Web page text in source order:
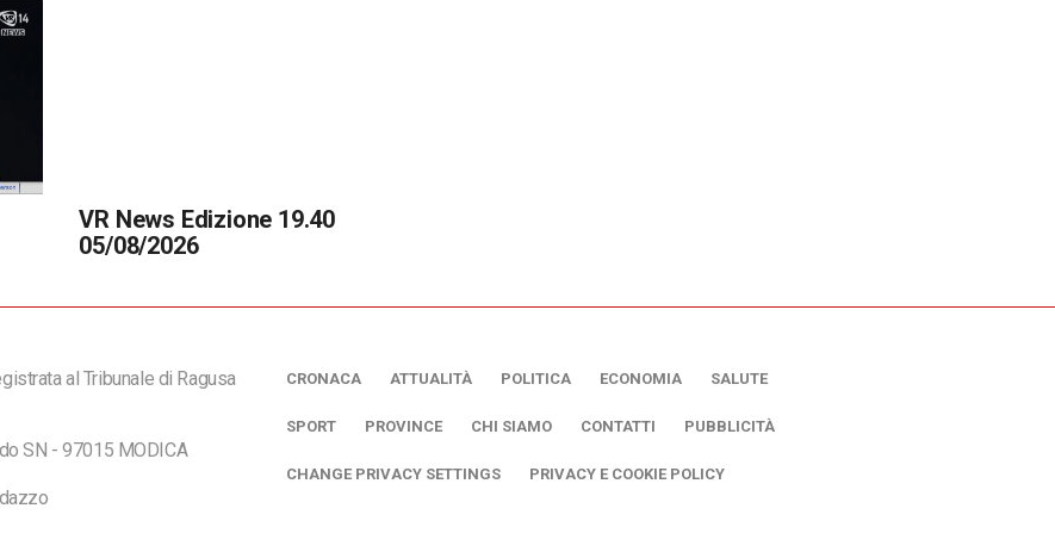
VR News Edizione 19.40
05/08/2026
al Tribunale di Ragusa
SN - 97015 MODICA
CRONACA ATTUALITÀ POLITICA ECONOMIA SALUTE
SPORT PROVINCE CHI SIAMO CONTATTI PUBBLICITÀ
CHANGE PRIVACY SETTINGS PRIVACY E COOKIE POLICY